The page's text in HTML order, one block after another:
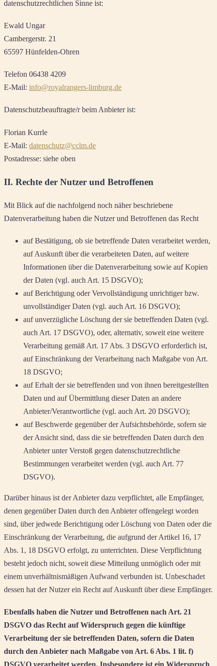
datenschutzrechtlichen Sinne ist:
Ewald Ungar
Cambergerstr. 21
65597 Hünfelden-Ohren
Telefon 06438 4209
E-Mail: info@royalrangers-limburg.de
Datenschutzbeauftragte/r beim Anbieter ist:
Florian Kurrle
E-Mail: datenschutz@cclm.de
Postadresse: siehe oben
II. Rechte der Nutzer und Betroffenen
Mit Blick auf die nachfolgend noch näher beschriebene
Datenverarbeitung haben die Nutzer und Betroffenen das Recht
auf Bestätigung, ob sie betreffende Daten verarbeitet werden,
auf Auskunft über die verarbeiteten Daten, auf weitere
Informationen über die Datenverarbeitung sowie auf Kopien
der Daten (vgl. auch Art. 15 DSGVO);
auf Berichtigung oder Vervollständigung unrichtiger bzw.
unvollständiger Daten (vgl. auch Art. 16 DSGVO);
auf unverzügliche Löschung der sie betreffenden Daten (vgl.
auch Art. 17 DSGVO), oder, alternativ, soweit eine weitere
Verarbeitung gemäß Art. 17 Abs. 3 DSGVO erforderlich ist,
auf Einschränkung der Verarbeitung nach Maßgabe von Art.
18 DSGVO;
auf Erhalt der sie betreffenden und von ihnen bereitgestellten
Daten und auf Übermittlung dieser Daten an andere
Anbieter/Verantwortliche (vgl. auch Art. 20 DSGVO);
auf Beschwerde gegenüber der Aufsichtsbehörde, sofern sie
der Ansicht sind, dass die sie betreffenden Daten durch den
Anbieter unter Verstoß gegen datenschutzrechtliche
Bestimmungen verarbeitet werden (vgl. auch Art. 77
DSGVO).
Darüber hinaus ist der Anbieter dazu verpflichtet, alle Empfänger,
denen gegenüber Daten durch den Anbieter offengelegt worden
sind, über jedwede Berichtigung oder Löschung von Daten oder die
Einschränkung der Verarbeitung, die aufgrund der Artikel 16, 17
Abs. 1, 18 DSGVO erfolgt, zu unterrichten. Diese Verpflichtung
besteht jedoch nicht, soweit diese Mitteilung unmöglich oder mit
einem unverhältnismäßigen Aufwand verbunden ist. Unbeschadet
dessen hat der Nutzer ein Recht auf Auskunft über diese Empfänger.
Ebenfalls haben die Nutzer und Betroffenen nach Art. 21
DSGVO das Recht auf Widerspruch gegen die künftige
Verarbeitung der sie betreffenden Daten, sofern die Daten
durch den Anbieter nach Maßgabe von Art. 6 Abs. 1 lit. f)
DSGVO verarbeitet werden. Insbesondere ist ein Widerspruch